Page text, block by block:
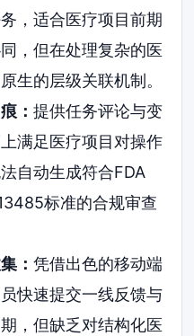
，适合医疗项目前期
，但在处理复杂的医
生的层级关联机制。
： 提供任务评论与变
满足医疗项目对操作
自动生成符合FDA
标准的合规审查
： 凭借出色的移动端
快速提交一线反馈与
，但缺乏对结构化医